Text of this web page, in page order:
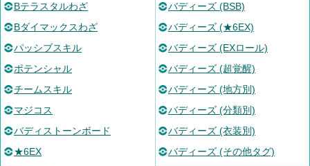
Bテラスタルわざ
Bダイマックスわざ
パッシブスキル
ポテンシャル
チームスキル
マジコス
バディストーンボード
★6EX
バディーズ (BSB)
バディーズ (★6EX)
バディーズ (EXロール)
バディーズ (超覚醒)
バディーズ (地方別)
バディーズ (分類別)
バディーズ (衣装別)
バディーズ (その他タグ)